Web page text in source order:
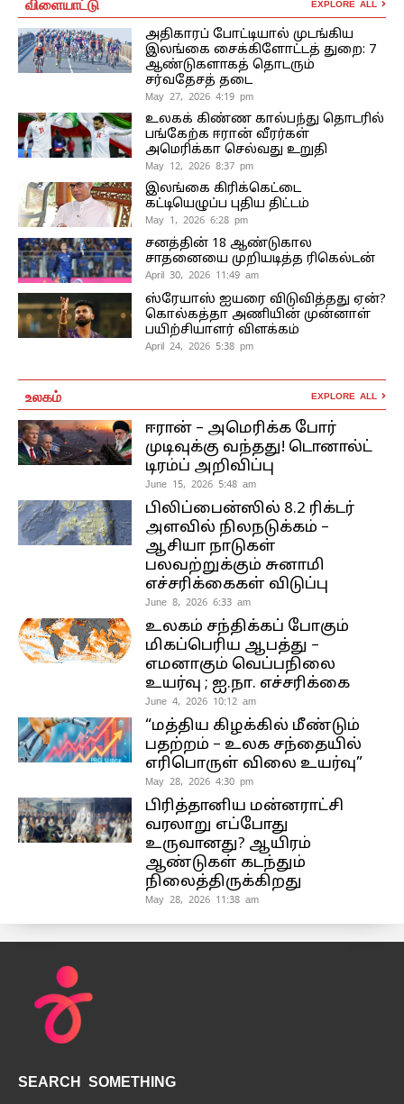
EXPLORE ALL
அதிகாரப் போட்டியால் முடங்கிய
இலங்கை சைக்கிளோட்டத் துறை: 7
ஆண்டுகளாகத் தொடரும்
சர்வதேசத் தடை
May 27, 2026 4:19 pm
உலகக் கிண்ண கால்பந்து தொடரில்
பங்கேற்க ஈரான் வீரர்கள்
அமெரிக்கா செல்வது உறுதி
May 12, 2026 8:37 pm
இலங்கை கிரிக்கெட்டை
கட்டியெழுப்ப புதிய திட்டம்
May 1, 2026 6:28 pm
சனத்தின் 18 ஆண்டுகால
சாதனையை முறியடித்த ரிகெல்டன்
April 30, 2026 11:49 am
ஸ்ரேயாஸ் ஐயரை விடுவித்தது ஏன்?
கொல்கத்தா அணியின் முன்னாள்
பயிற்சியாளர் விளக்கம்
April 24, 2026 5:38 pm
உலகம் EXPLORE ALL
ஈரான் – அமெரிக்க போர்
முடிவுக்கு வந்தது! டொனால்ட்
டிரம்ப் அறிவிப்பு
June 15, 2026 5:48 am
பிலிப்பைன்ஸில் 8.2 ரிக்டர்
அளவில் நிலநடுக்கம் –
ஆசியா நாடுகள்
பலவற்றுக்கும் சுனாமி
எச்சரிக்கைகள் விடுப்பு
June 8, 2026 6:33 am
உலகம் சந்திக்கப் போகும்
மிகப்பெரிய ஆபத்து –
எமனாகும் வெப்பநிலை
உயர்வு ; ஐ.நா. எச்சரிக்கை
June 4, 2026 10:12 am
“மத்திய கிழக்கில் மீண்டும்
பதற்றம் – உலக சந்தையில்
எரிபொருள் விலை உயர்வு”
May 28, 2026 4:30 pm
பிரித்தானிய மன்னராட்சி
வரலாறு எப்போது
உருவானது? ஆயிரம்
ஆண்டுகள் கடந்தும்
நிலைத்திருக்கிறது
May 28, 2026 11:38 am
SEARCH SOMETHING